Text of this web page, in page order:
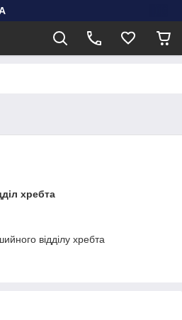
хребта
відділу хребта